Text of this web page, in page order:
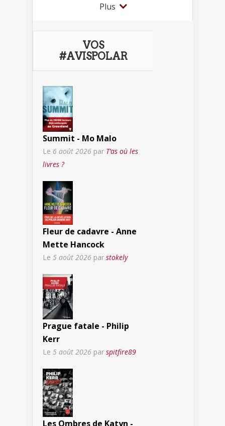
Plus
VOS
#AVISPOLAR
Summit - Mo Malo
Le 6 août 2026 par T’as où les
livres ?
Fleur de cadavre - Anne
Mette Hancock
Le 5 août 2026 par stokely
Prague fatale - Philip
Kerr
Le 5 août 2026 par spitfire89
Les Ombres de Katyn -